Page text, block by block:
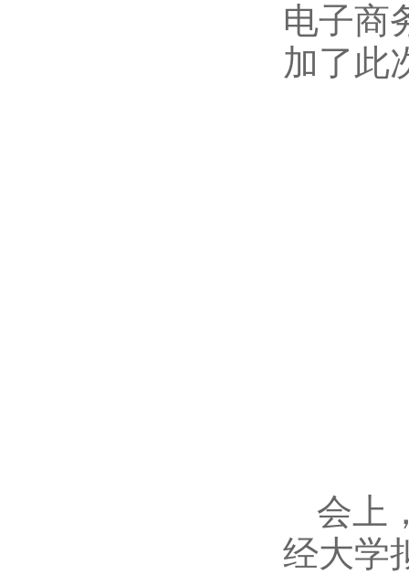
电子商
加了此
会上
经大学